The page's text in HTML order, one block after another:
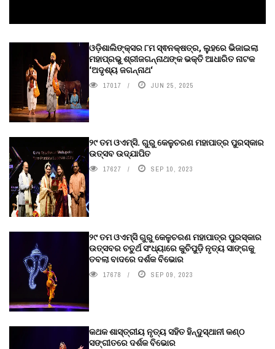
ଓଡ଼ିଶାଲିଙ୍କ୍ସର ୮ମ ସ୍ଵନକ୍ଷତ୍ର, ଲୁହରେ ଭିଜାଇଲା
ମହାପ୍ରଭୁ ଶ୍ରୀଜଗନ୍ନାଥଙ୍କ ଭକ୍ତି ଆଧାରିତ ନାଟକ
‘ଅଦୃଶ୍ୟ ଜଗନ୍ନାଥ‘
17017 JUN 25, 2025
୨୯ ତମ ଓଏମ୍‌ସି. ଗୁରୁ କେଳୁଚରଣ ମହାପାତ୍ର ପୁରସ୍କାର
ଉତ୍ସବ ଉଦ୍‍ଯାପିତ
17627 SEP 10, 2023
୨୯ ତମ ଓଏମ୍‌ସି ଗୁରୁ କେଳୁଚରଣ ମହାପାତ୍ର ପୁରସ୍କାର
ଉତ୍ସବର ଚତୁର୍ଥ ସଂଧ୍ୟାରେ କୁଚିପୁଡ଼ି ନୃତ୍ୟ ସାଙ୍ଗକୁ
ତବଲା ବାଦରେ ଦର୍ଶକ ବିଭୋର
17678 SEP 09, 2023
କଥକ ଶାସ୍ତ୍ରୀୟ ନୃତ୍ୟ ସହିତ ହିନ୍ଦୁସ୍ଥାନୀ କଣ୍ଠ
ସଙ୍ଗୀତରେ ଦର୍ଶକ ବିଭୋର